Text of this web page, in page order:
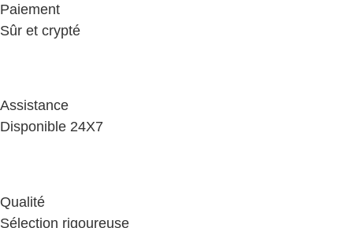
Paiement
Sûr et crypté
Assistance
Disponible 24X7
Qualité
Sélection rigoureuse